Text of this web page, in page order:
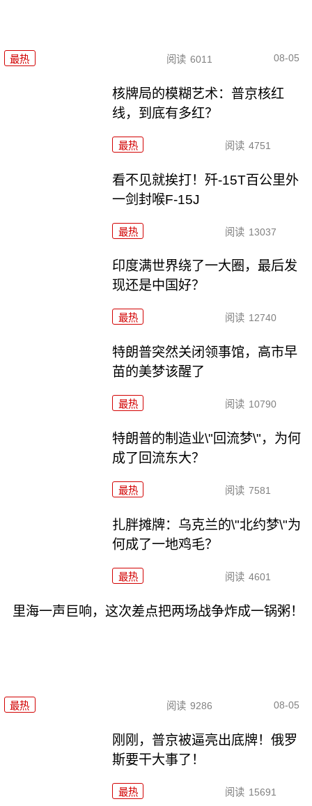
最热 阅读 6011 08-05
核牌局的模糊艺术：普京核红
线，到底有多红？
最热 阅读 4751
看不见就挨打！歼-15T百公里外
一剑封喉F-15J
最热 阅读 13037
印度满世界绕了一大圈，最后发
现还是中国好？
最热 阅读 12740
特朗普突然关闭领事馆，高市早
苗的美梦该醒了
最热 阅读 10790
特朗普的制造业\"回流梦\"，为何
成了回流东大？
最热 阅读 7581
扎胖摊牌：乌克兰的\"北约梦\"为
何成了一地鸡毛？
最热 阅读 4601
里海一声巨响，这次差点把两场战争炸成一锅粥！
最热 阅读 9286 08-05
刚刚，普京被逼亮出底牌！俄罗
斯要干大事了！
最热 阅读 15691